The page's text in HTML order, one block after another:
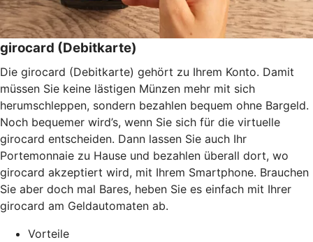
girocard (Debitkarte)
Die girocard (Debitkarte) gehört zu Ihrem Konto. Damit
müssen Sie keine lästigen Münzen mehr mit sich
herumschleppen, sondern bezahlen bequem ohne Bargeld.
Noch bequemer wird’s, wenn Sie sich für die virtuelle
girocard entscheiden. Dann lassen Sie auch Ihr
Portemonnaie zu Hause und bezahlen überall dort, wo
girocard akzeptiert wird, mit Ihrem Smartphone. Brauchen
Sie aber doch mal Bares, heben Sie es einfach mit Ihrer
girocard am Geldautomaten ab.
Vorteile